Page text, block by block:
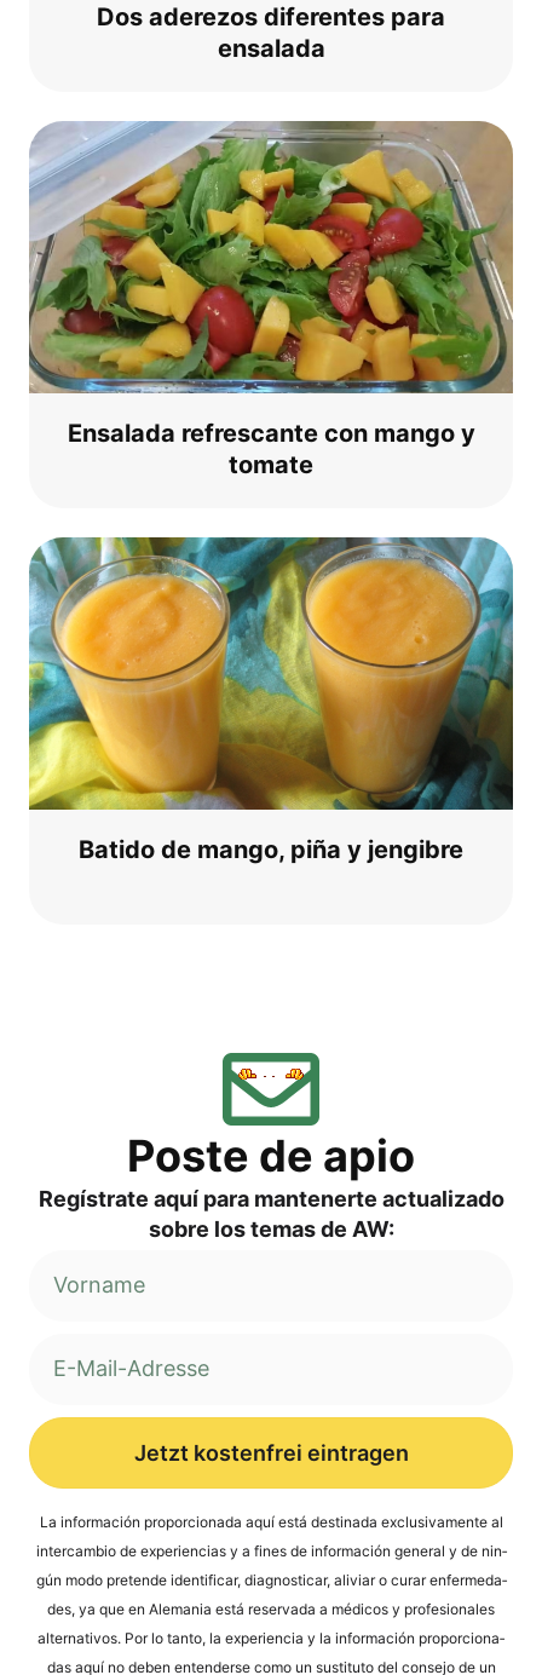
Dos ade­re­zos dife­ren­tes para
ensalada
Ensa­la­da refre­scan­te con man­go y
tomate
Bati­do de man­go, piña y jengibre
Pos­te de apio
Regí­s­tra­te aquí para man­ten­er­te actua­liz­ado
sob­re los temas de AW:
Jetzt kostenfrei eintragen
La infor­mación pro­por­cio­na­da aquí está desti­na­da exclu­si­v­a­men­te al
inter­cam­bio de expe­ri­en­ci­as y a fines de infor­mación gene­ral y de nin­
gún modo pre­ten­de iden­ti­fi­car, dia­gno­sti­car, ali­vi­ar o curar enfer­me­da­
des, ya que en Ale­ma­nia está reser­va­da a méd­icos y pro­fe­sio­na­les
alter­na­tivos. Por lo tan­to, la expe­ri­en­cia y la infor­mación pro­por­cio­na­
das aquí no deben enten­der­se como un susti­tu­to del con­se­jo de un